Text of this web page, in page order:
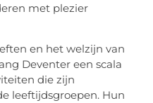
met plezier
en het welzijn van
Deventer een scala
die zijn
leeftijdsgroepen. Hun